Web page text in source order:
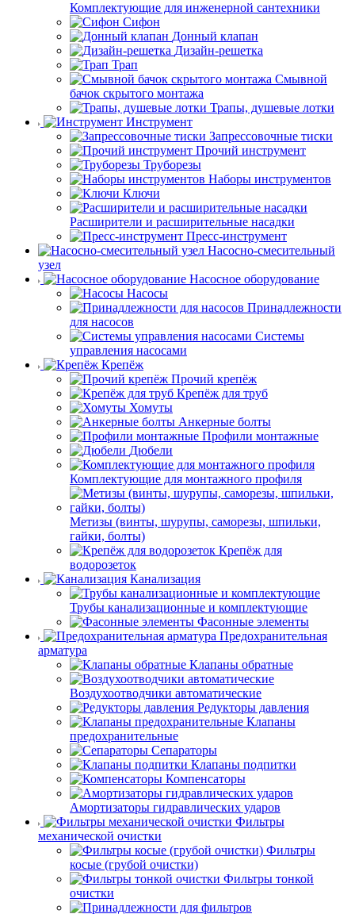
Комплектующие для инженерной сантехники
Сифон
Донный клапан
Дизайн-решетка
Трап
Смывной
бачок скрытого монтажа
Трапы, душевые лотки
Инструмент
Запрессовочные тиски
Прочий инструмент
Труборезы
Наборы инструментов
Ключи
Расширители и расширительные насадки
Пресс-инструмент
Насосно-смесительный
узел
Насосное оборудование
Насосы
Принадлежности
для насосов
Системы
управления насосами
Крепёж
Прочий крепёж
Крепёж для труб
Хомуты
Анкерные болты
Профили монтажные
Дюбели
Комплектующие для монтажного профиля
Метизы (винты, шурупы, саморезы, шпильки,
гайки, болты)
Крепёж для
водорозеток
Канализация
Трубы канализационные и комплектующие
Фасонные элементы
Предохранительная
арматура
Клапаны обратные
Воздухоотводчики автоматические
Редукторы давления
Клапаны
предохранительные
Сепараторы
Клапаны подпитки
Компенсаторы
Амортизаторы гидравлических ударов
Фильтры
механической очистки
Фильтры
косые (грубой очистки)
Фильтры тонкой
очистки